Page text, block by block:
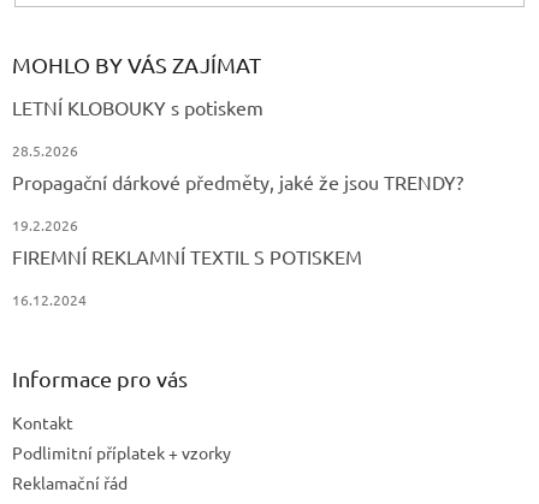
MOHLO BY VÁS ZAJÍMAT
LETNÍ KLOBOUKY s potiskem
28.5.2026
Propagační dárkové předměty, jaké že jsou TRENDY?
19.2.2026
FIREMNÍ REKLAMNÍ TEXTIL S POTISKEM
16.12.2024
Informace pro vás
Kontakt
Podlimitní příplatek + vzorky
Reklamační řád